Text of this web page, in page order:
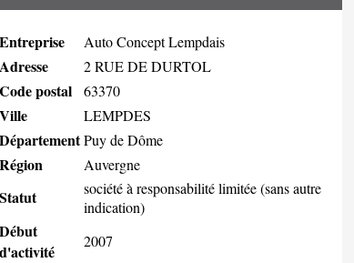
Entreprise Auto Concept Lempdais
Adresse 2 RUE DE DURTOL
Code postal 63370
Ville LEMPDES
DépartementPuy de Dôme
Région Auvergne
Statut
société à responsabilité limitée (sans autre
indication)
Début
d'activité
2007